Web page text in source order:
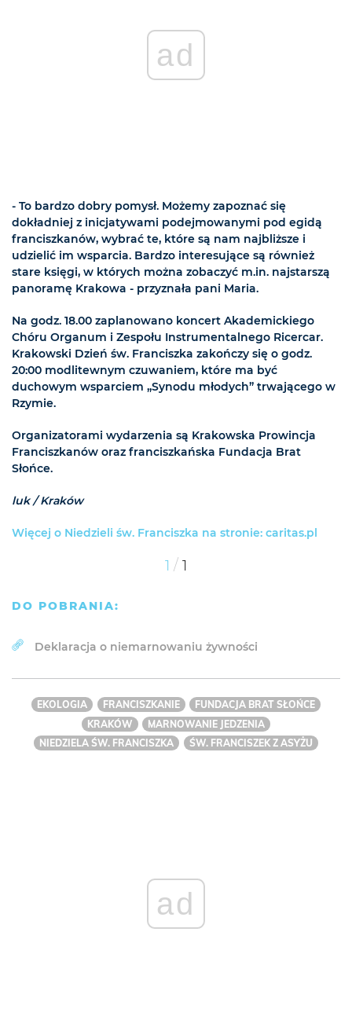
ad
- To bardzo dobry pomysł. Możemy zapoznać się
dokładniej z inicjatywami podejmowanymi pod egidą
franciszkanów, wybrać te, które są nam najbliższe i
udzielić im wsparcia. Bardzo interesujące są również
stare księgi, w których można zobaczyć m.in. najstarszą
panoramę Krakowa - przyznała pani Maria.
Na godz. 18.00 zaplanowano koncert Akademickiego
Chóru Organum i Zespołu Instrumentalnego Ricercar.
Krakowski Dzień św. Franciszka zakończy się o godz.
20:00 modlitewnym czuwaniem, które ma być
duchowym wsparciem „Synodu młodych” trwającego w
Rzymie.
Organizatorami wydarzenia są Krakowska Prowincja
Franciszkanów oraz franciszkańska Fundacja Brat
Słońce.
luk / Kraków
Więcej o Niedzieli św. Franciszka na stronie: caritas.pl
1 / 1
DO POBRANIA:
Deklaracja o niemarnowaniu żywności
EKOLOGIA FRANCISZKANIE
FUNDACJA BRAT SŁOŃCE
KRAKÓW
MARNOWANIE JEDZENIA
NIEDZIELA ŚW. FRANCISZKA
ŚW. FRANCISZEK Z ASYŻU
ad